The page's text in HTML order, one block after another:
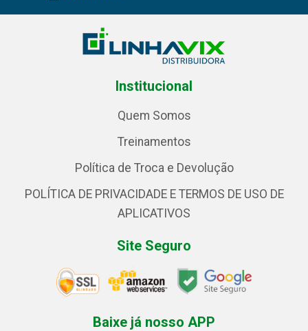
Institucional
Quem Somos
Treinamentos
Política de Troca e Devolução
POLÍTICA DE PRIVACIDADE E TERMOS DE USO DE
APLICATIVOS
Site Seguro
Baixe já nosso APP